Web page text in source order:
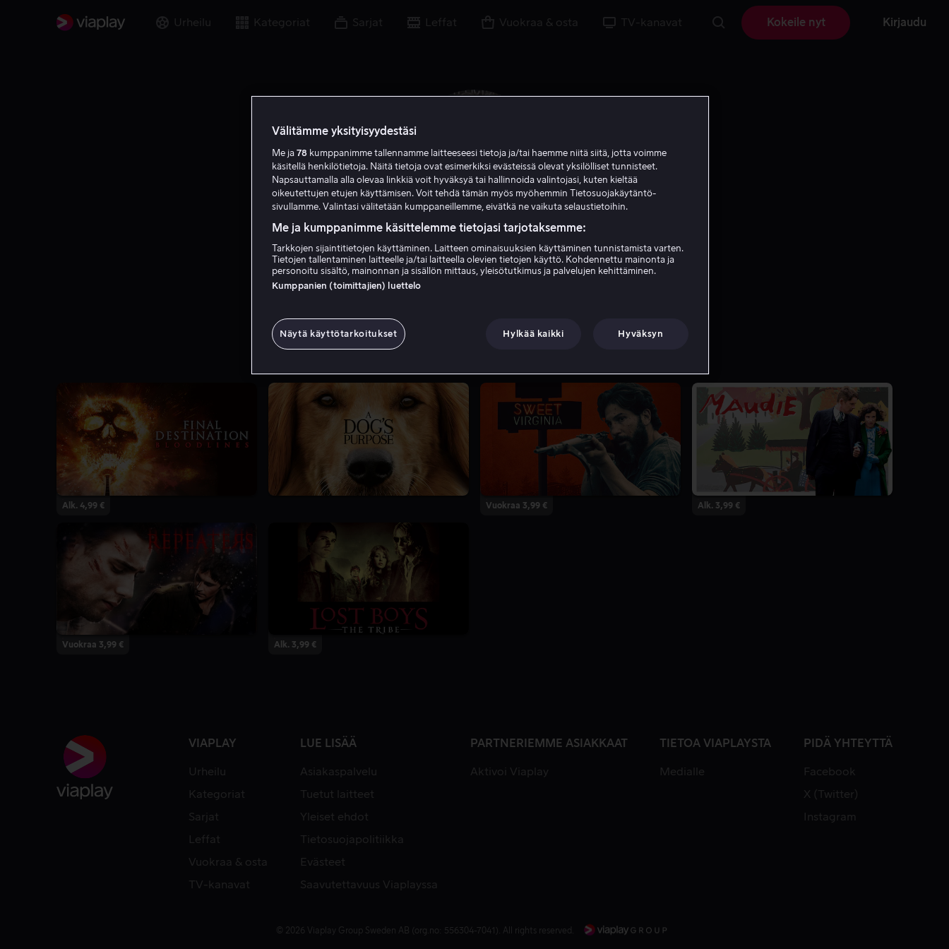
Urheilu Kategoriat Sarjat Leffat Vuokraa & osta TV-kanavat Kokeile nyt Kirjaudu
Gabrielle Rose
Alk. 4,99 € Vuokraa 3,99 € Alk. 3,99 €
Vuokraa 3,99 € Alk. 3,99 €
VIAPLAY
Urheilu
Kategoriat
Sarjat
Leffat
Vuokraa & osta
TV-kanavat
LUE LISÄÄ
Asiakaspalvelu
Tuetut laitteet
Yleiset ehdot
Tietosuojapolitiikka
Evästeet
Saavutettavuus Viaplayssa
PARTNERIEMME ASIAKKAAT
Aktivoi Viaplay
TIETOA VIAPLAYSTA
Medialle
PIDÄ YHTEYTTÄ
Facebook
X (Twitter)
Instagram
© 2026 Viaplay Group Sweden AB (org.no: 556304-7041). All rights reserved.
Välitämme yksityisyydestäsi
Me ja 78 kumppanimme tallennamme laitteeseesi tietoja ja/tai haemme niitä siitä, jotta voimme
käsitellä henkilötietoja. Näitä tietoja ovat esimerkiksi evästeissä olevat yksilölliset tunnisteet.
Napsauttamalla alla olevaa linkkiä voit hyväksyä tai hallinnoida valintojasi, kuten kieltää
oikeutettujen etujen käyttämisen. Voit tehdä tämän myös myöhemmin Tietosuojakäytäntö-
sivullamme. Valintasi välitetään kumppaneillemme, eivätkä ne vaikuta selaustietoihin.
Me ja kumppanimme käsittelemme tietojasi tarjotaksemme:
Tarkkojen sijaintitietojen käyttäminen. Laitteen ominaisuuksien käyttäminen tunnistamista varten.
Tietojen tallentaminen laitteelle ja/tai laitteella olevien tietojen käyttö. Kohdennettu mainonta ja
personoitu sisältö, mainonnan ja sisällön mittaus, yleisötutkimus ja palvelujen kehittäminen.
Kumppanien (toimittajien) luettelo
Näytä käyttötarkoitukset Hylkää kaikki Hyväksyn